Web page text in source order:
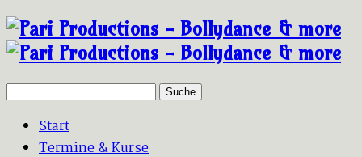
Suche
Start
Termine & Kurse